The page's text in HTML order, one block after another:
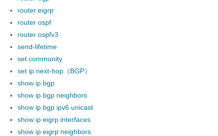
router eigrp
router ospf
router ospfv3
send-lifetime
set community
set ip next-hop（BGP）
show ip bgp
show ip bgp neighbors
show ip bgp ipv6 unicast
show ip eigrp interfaces
show ip eigrp neighbors